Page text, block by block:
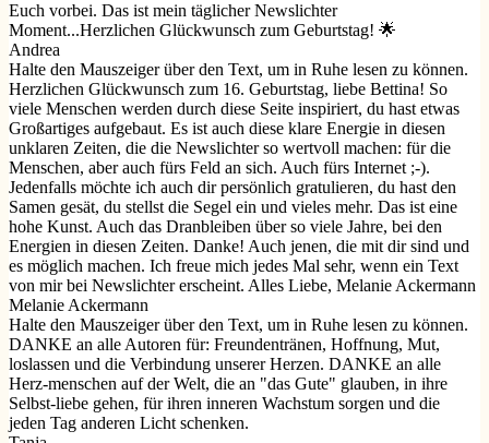
Euch vorbei. Das ist mein täglicher Newslichter
Moment...Herzlichen Glückwunsch zum Geburtstag! 🌟
Andrea
Halte den Mauszeiger über den Text, um in Ruhe lesen zu können.
Herzlichen Glückwunsch zum 16. Geburtstag, liebe Bettina! So
viele Menschen werden durch diese Seite inspiriert, du hast etwas
Großartiges aufgebaut. Es ist auch diese klare Energie in diesen
unklaren Zeiten, die die Newslichter so wertvoll machen: für die
Menschen, aber auch fürs Feld an sich. Auch fürs Internet ;-).
Jedenfalls möchte ich auch dir persönlich gratulieren, du hast den
Samen gesät, du stellst die Segel ein und vieles mehr. Das ist eine
hohe Kunst. Auch das Dranbleiben über so viele Jahre, bei den
Energien in diesen Zeiten. Danke! Auch jenen, die mit dir sind und
es möglich machen. Ich freue mich jedes Mal sehr, wenn ein Text
von mir bei Newslichter erscheint. Alles Liebe, Melanie Ackermann
Melanie Ackermann
Halte den Mauszeiger über den Text, um in Ruhe lesen zu können.
DANKE an alle Autoren für: Freundentränen, Hoffnung, Mut,
loslassen und die Verbindung unserer Herzen. DANKE an alle
Herz-menschen auf der Welt, die an "das Gute" glauben, in ihre
Selbst-liebe gehen, für ihren inneren Wachstum sorgen und die
jeden Tag anderen Licht schenken.